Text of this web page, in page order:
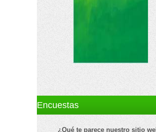
Encuestas
¿Qué te parece nuestro sitio